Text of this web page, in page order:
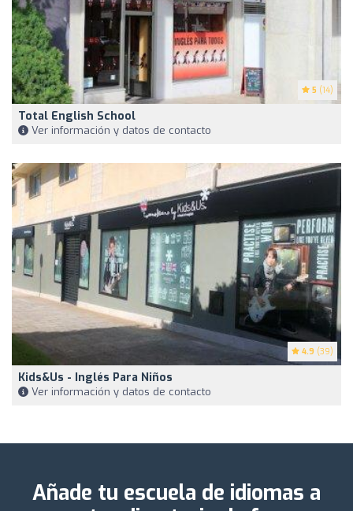
5 (14)
Total English School
Ver información y datos de contacto
4.9 (39)
Kids&Us - Inglés Para Niños
Ver información y datos de contacto
Añade tu escuela de idiomas a